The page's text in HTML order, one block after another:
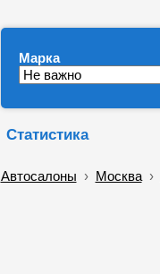
Марка
Статистика
Автосалоны › Москва›